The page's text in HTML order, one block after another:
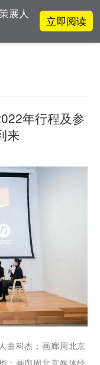
展人
立即阅读
早期
世
年行程及参
来
曲科杰；画廊周北京